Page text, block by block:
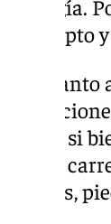
Almogía.
Eucalipto
En
viario, si
red de
árboles,